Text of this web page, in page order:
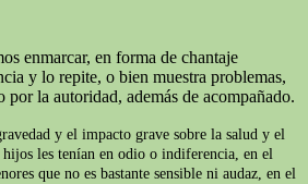
enmarcar, en forma de chantaje
y lo repite, o bien muestra problemas,
la autoridad, además de acompañado.
y el impacto grave sobre la salud y el
hijos les tenían en odio o indiferencia, en el
que no es bastante sensible ni audaz, en el